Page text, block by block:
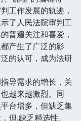
工作发展的轨迹，
了人民法院审判工
普遍关注和喜爱，
产生了广泛的影
的认可，成为法研
导需求的增长，关
越来越激烈。同
台增多，但缺乏集
但.缺乏精选性、